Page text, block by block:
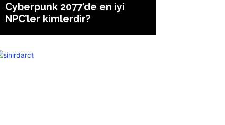
Cyberpunk 2077’de en iyi
NPC’ler kimlerdir?